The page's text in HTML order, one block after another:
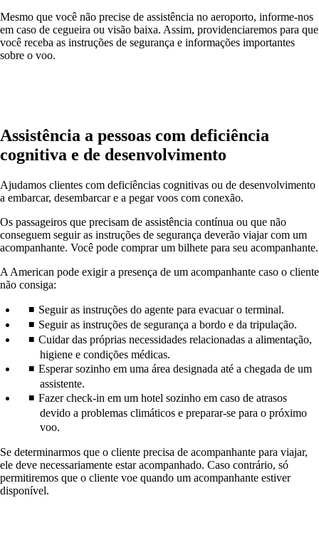
Mesmo que você não precise de assistência no aeroporto, informe-nos
em caso de cegueira ou visão baixa. Assim, providenciaremos para que
você receba as instruções de segurança e informações importantes
sobre o voo.
Assistência a pessoas com deficiência
cognitiva e de desenvolvimento
Ajudamos clientes com deficiências cognitivas ou de desenvolvimento
a embarcar, desembarcar e a pegar voos com conexão.
Os passageiros que precisam de assistência contínua ou que não
conseguem seguir as instruções de segurança deverão viajar com um
acompanhante. Você pode comprar um bilhete para seu acompanhante.
A American pode exigir a presença de um acompanhante caso o cliente
não consiga:
Seguir as instruções do agente para evacuar o terminal.
Seguir as instruções de segurança a bordo e da tripulação.
Cuidar das próprias necessidades relacionadas a alimentação,
higiene e condições médicas.
Esperar sozinho em uma área designada até a chegada de um
assistente.
Fazer check-in em um hotel sozinho em caso de atrasos
devido a problemas climáticos e preparar-se para o próximo
voo.
Se determinarmos que o cliente precisa de acompanhante para viajar,
ele deve necessariamente estar acompanhado. Caso contrário, só
permitiremos que o cliente voe quando um acompanhante estiver
disponível.